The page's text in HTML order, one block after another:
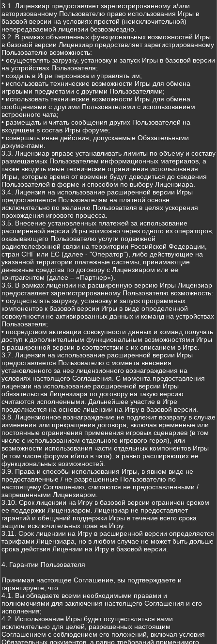
3.1. Лицензиар предоставляет зарегистрированному и/или
авторизованному Пользователю право использования Игры в
базовой версии на условиях простой (неисключительной)
непередаваемой лицензии безвозмездно.
3.2. В рамках объявленных функциональных возможностей Игры
в базовой версии Лицензиар предоставляет зарегистрированному
Пользователю возможность:
• осуществлять загрузку, установку и запуск Игры в базовой версии
на устройствах Пользователя;
• создать в Игре персонажа и управлять им;
• использовать технические возможности Игры для обмена
игровыми предметами с другими Пользователями;
• использовать технические возможности Игры для обмена
сообщениями с другими Пользователями с использованием
встроенного чата;
• размещать и читать сообщения других Пользователей на
входящем в состав Игры форуме;
• совершать иные действия, допускаемые Обязательными
документами.
3.3. Лицензиар вправе устанавливать лимиты по объему и составу
размещаемых Пользователем информационных материалов, а
также вводить иные технические ограничения использования
Игры, которые время от времени будут доводиться до сведения
Пользователей в форме и способом по выбору Лицензиара.
3.4. Лицензия на использование расширенной версии Игры
предоставляется Пользователям на платной основе
исключительно по желанию Пользователя в целях ускорения
прохождения игрового процесса.
3.5. Внесение установленных платежей за использование
расширенной версии Игры возможно через одного из операторов,
оказывающего Пользователю услуги подвижной
радиотелефонной связи на территории Российской Федерации,
стран СНГ или ЕС (далее - "Оператор"), либо действующие на
указанной территории платежные системы, принимающие
денежные средства по договору с Лицензиаром или ее
контрагентом (далее – «Партнер»).
3.6. В рамках лицензии на расширенную версию Игры Лицензиар
предоставляет зарегистрированному Пользователю возможность:
• осуществлять загрузку, установку и запуск программных
компонентов к базовой версии Игры в виде определенной
совокупности не активированных данных и команд на устройствах
Пользователя;
• посредством активации совокупности данных и команд получать
доступ к дополнительным функциональным возможностями Игры
в расширенной версии в соответствии с их описанием в Игре.
3.7. Лицензия на использование расширенной версии Игры
предоставляется Пользователю с момента внесения
установленного за нее лицензионного вознаграждения на
условиях настоящего Соглашения. С момента предоставления
лицензии на использование расширенной версии Игры
обязательства Лицензиара по договору на такую версию
считаются исполненными. Дальнейшее участие в Игре
продолжается на основе лицензии на Игру в базовой версии.
3.8. Лицензионное вознаграждение не подлежит возврату в случае
изменения или прекращения договора, включая временные или
постоянные ограничения применения игровых сценариев (в том
числе с использованием отдельного игрового героя), или
возможности использования части отдельных компонентов Игры
(в том числе форума и/или в чата), а равно расширяющих ее
функциональных возможностей.
3.9. Права и способы использования Игры, в явном виде не
предоставленные / не разрешенные Пользователю по
настоящему Соглашению, считаются не предоставленными /
запрещенными Лицензиаром.
3.10. Срок лицензии на Игру в базовой версии ограничен сроком
ее поддержки Лицензиаром. Лицензиар не предоставляет
гарантий и обещаний поддержки Игры в течение всего срока
защиты исключительных прав на Игру.
3.11. Срок лицензии на Игру в расширенной версии определяется
тарифами Лицензиара, но в любом случае не может быть дольше
срока действия Лицензии на Игру в базовой версии.
4. Гарантии Пользователя
Принимая настоящее Соглашение, вы подтверждаете и
гарантируете, что:
4.1. Вы обладаете всеми необходимыми правами и
полномочиями для заключения настоящего Соглашения и его
исполнения;
4.2. Использование Игры будет осуществляться вами
исключительно для целей, разрешенных настоящим
Соглашением с соблюдением его положений, включая условия
Обязательных документов, а равно требований применимого